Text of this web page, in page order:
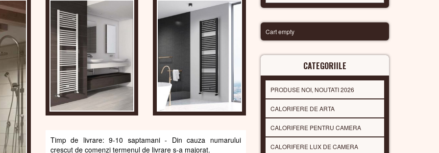
Timp de livrare: 9-10 saptamani - Din cauza numarului
crescut de comenzi termenul de livrare s-a majorat.
Cart empty
CATEGORIILE
PRODUSE NOI, NOUTATI 2026
CALORIFERE DE ARTA
CALORIFERE PENTRU CAMERA
CALORIFERE LUX DE CAMERA